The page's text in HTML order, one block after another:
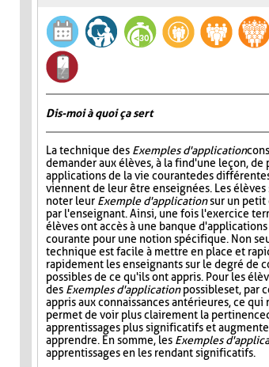
Dis-moi à quoi ça sert
La technique des Exemples d'application
demander aux élèves, à la fin d'une leçon, de
applications de la vie courante des
viennent de leur être enseignées. Les élèves
noter leur Exemple d'applicationsur un petit
par l'enseignant. Ainsi, une fois l'exercice
élèves ont accès à une banque
courante pour une notion spécifique. Non
technique est facile à mettre en place et
rapidement les enseignants sur le degré de
possibles de ce qu'ils ont appris. Pour les
des Exemples d'applicationpossibles et, par
appris aux connaissances antérieures, ce
permet de voir plus clairement la
apprentissages plus significatifs et
apprendre. En somme, les Exemples
apprentissages en les rendant significatifs.